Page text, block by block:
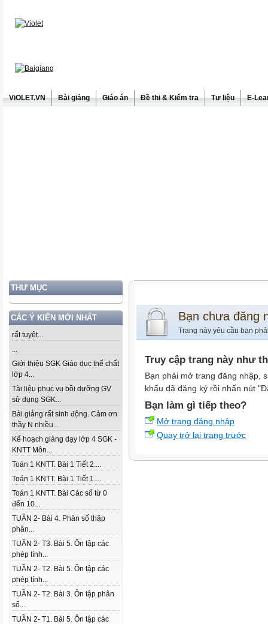
ViOLET.VN Bài giảng Giáo án Đề thi & Kiểm tra Tư liệu E-
THƯ MỤC
CÁC Ý KIẾN MỚI NHẤT
rất tuyệt...
...
Giới thiệu SGK Giáo dục thể chất
lớp 4...
Tài liệu phục vụ bồi dưỡng GV
sử dụng SGK...
Bài giảng rất sinh động. Cảm ơn
thầy N nhiều...
Kế hoạch giảng dạy lớp 4 SGK -
KNTT Môn...
Toán 1 KNTT. Bài 1 Tiết 2....
Toán 1 KNTT. Bài 1 Tiết 1....
Toán 1 KNTT. Bài Các số từ 0
đến 10...
TUẦN 2- Bài 4. Phân số thập
phân...
TUẦN 2- T3. Bài 5. Ôn tập các
phép tính...
TUẦN 2- T2. Bài 5. Ôn tập các
phép tính...
TUẦN 2- T2. Bài 3. Ôn tập phân
số...
TUẦN 2- T1. Bài 5. Ôn tập các
Bạn chưa đăng
Trang này yêu cầu bạn
Truy cập trang này như
Bạn phải mở trang đăng nhập,
khẩu đã đăng ký rồi nhấn nút
Bạn làm gì tiếp theo?
Mở trang đăng nhập
Quay trở lại trang trước